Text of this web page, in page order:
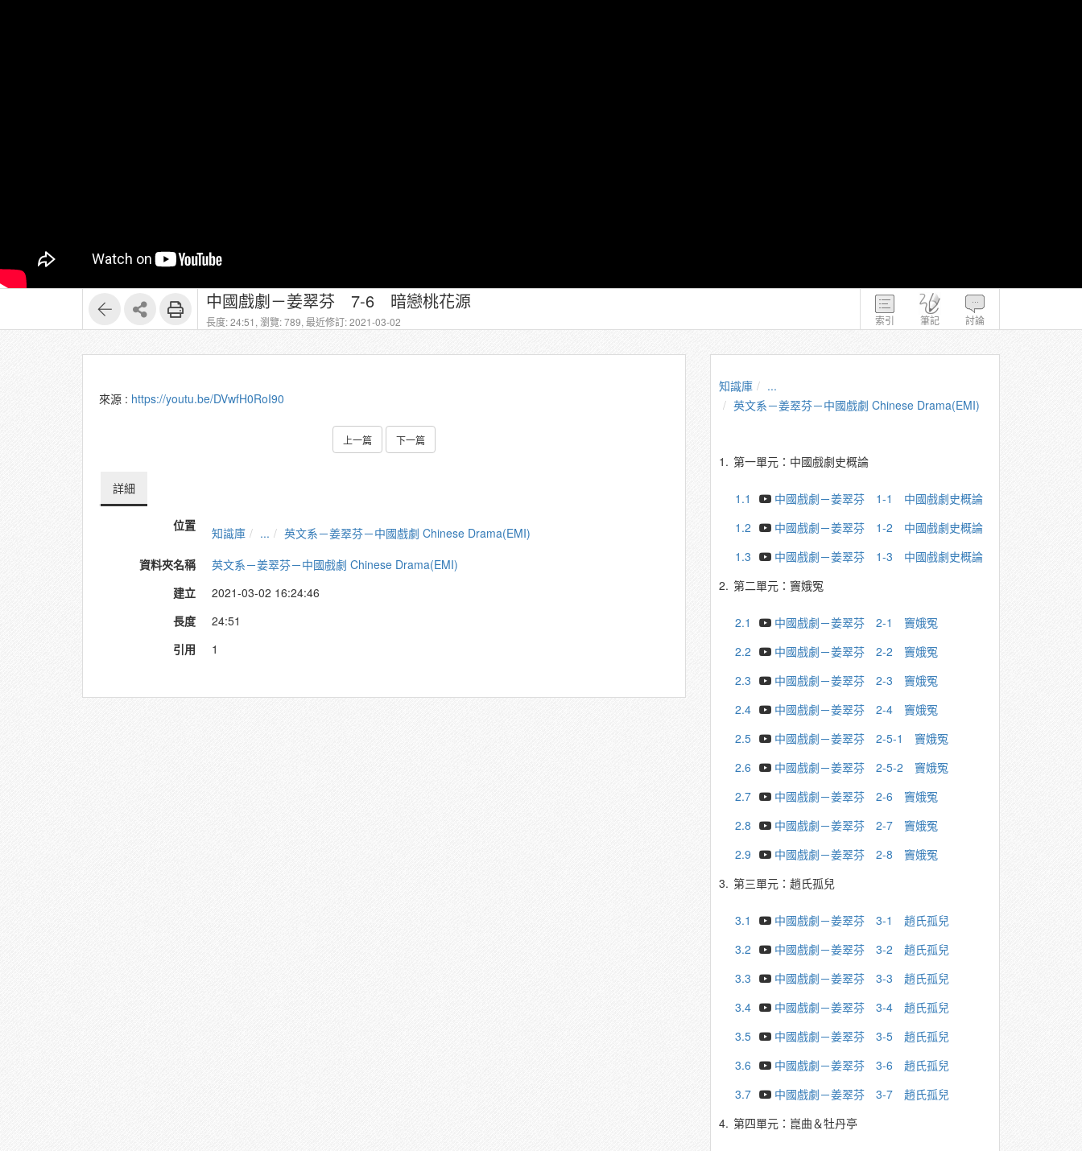
索引 筆記 討論
中國戲劇－姜翠芬 7-6 暗戀桃花源
長度: 24:51, 瀏覽: 789, 最近修訂: 2021-03-02
來源 : https://youtu.be/DVwfH0RoI90
上一篇 下一篇
詳細
位置 知識庫 ...
英文系－姜翠芬－中國戲劇 Chinese Drama(EMI)
資料夾名稱
英文系－姜翠芬－中國戲劇 Chinese Drama(EMI)
建立
2021-03-02 16:24:46
長度
24:51
引用
1
知識庫
...
英文系－姜翠芬－中國戲劇 Chinese Drama(EMI)
1. 第一單元：中國戲劇史概論
1.1
中國戲劇－姜翠芬 1-1 中國戲劇史概論
1.2
中國戲劇－姜翠芬 1-2 中國戲劇史概論
1.3
中國戲劇－姜翠芬 1-3 中國戲劇史概論
2. 第二單元：竇娥冤
2.1
中國戲劇－姜翠芬 2-1 竇娥冤
2.2
中國戲劇－姜翠芬 2-2 竇娥冤
2.3
中國戲劇－姜翠芬 2-3 竇娥冤
2.4
中國戲劇－姜翠芬 2-4 竇娥冤
2.5
中國戲劇－姜翠芬 2-5-1 竇娥冤
2.6
中國戲劇－姜翠芬 2-5-2 竇娥冤
2.7
中國戲劇－姜翠芬 2-6 竇娥冤
2.8
中國戲劇－姜翠芬 2-7 竇娥冤
2.9
中國戲劇－姜翠芬 2-8 竇娥冤
3. 第三單元：趙氏孤兒
3.1
中國戲劇－姜翠芬 3-1 趙氏孤兒
3.2
中國戲劇－姜翠芬 3-2 趙氏孤兒
3.3
中國戲劇－姜翠芬 3-3 趙氏孤兒
3.4
中國戲劇－姜翠芬 3-4 趙氏孤兒
3.5
中國戲劇－姜翠芬 3-5 趙氏孤兒
3.6
中國戲劇－姜翠芬 3-6 趙氏孤兒
3.7
中國戲劇－姜翠芬 3-7 趙氏孤兒
4. 第四單元：崑曲＆牡丹亭